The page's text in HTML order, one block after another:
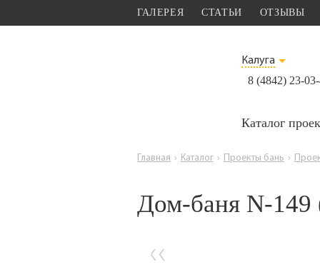
ГАЛЕРЕЯ СТАТЬИ ОТЗЫВЫ
Калуга
8 (4842) 23-
Каталог
Главная › Каталог › Проекты бань ›
Дом-баня N-149